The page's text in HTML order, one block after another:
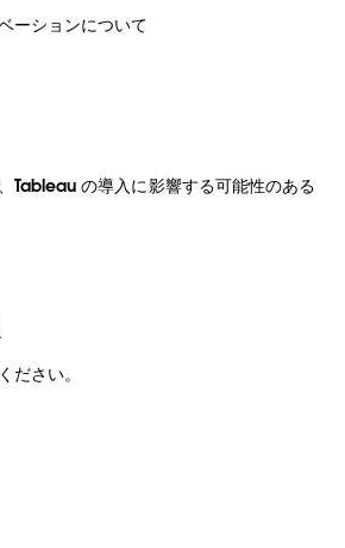
ーションについて
Tableau の導入に影響する可能性のある
ださい。